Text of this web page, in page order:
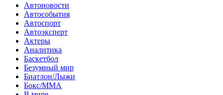
Автоновости
Автособытия
Автоспорт
Автоэксперт
Актеры
Аналитика
Баскетбол
Безумный мир
Биатлон/Лыжи
Бокс/MMA